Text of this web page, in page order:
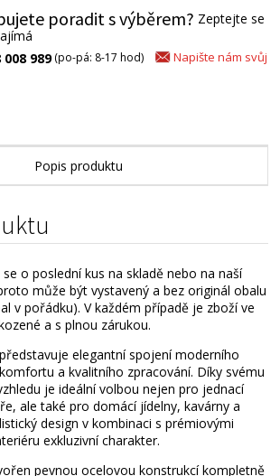
poradit s výběrem? Zeptejte se
008 989(po-pá: 8-17 hod)
Napište nám svůj
Popis produktu
Alternativní zboží
se o poslední kus na skladě nebo na naší
může být vystavený a bez originál obalu
v pořádku). V každém případě je zboží ve
a s plnou zárukou.
elegantní spojení moderního
a kvalitního zpracování. Díky svému
je ideální volbou nejen pro jednací
ale také pro domácí jídelny, kavárny a
design v kombinaci s prémiovými
exkluzivní charakter.
pevnou ocelovou konstrukcí kompletně